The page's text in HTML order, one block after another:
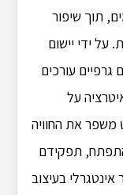
תוך שיפור
על ידי יישום
עורכים
על
משפר את החוויה
תפקידם
אינטגרלי בעיצוב